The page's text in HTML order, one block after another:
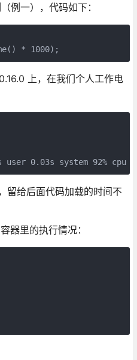
例一），代码如下：
* 1000);
上，在我们个人工作电
0.03s system 92% cpu
留给后面代码加载的时间不
器里的执行情况：